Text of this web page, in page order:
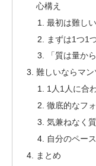
心構え
最初は難し
まずは1つ1
「質は量か
難しいならマン
1人1人に合
徹底的なフ
気兼ねなく
自分のペー
まとめ